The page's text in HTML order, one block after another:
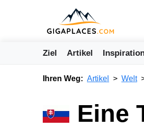
Ziel Artikel
Ihren Weg: Artikel Welt
Eine